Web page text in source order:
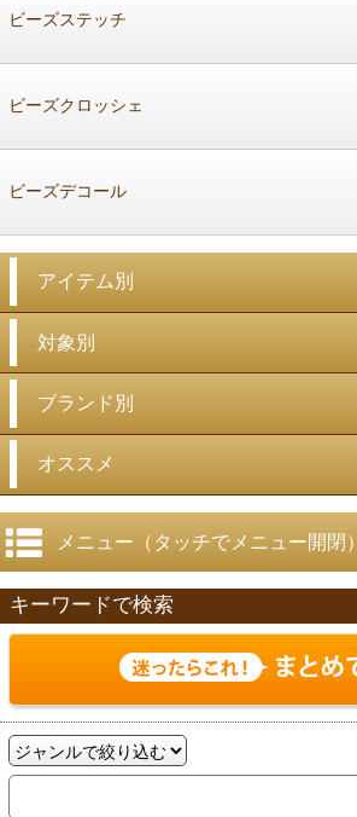
ビーズステッチ
ビーズクロッシェ
ビーズデコール
アイテム別
対象別
ブランド別
オススメ
メニュー（タッチでメニュー開閉）
キーワードで検索